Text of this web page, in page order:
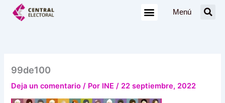
Menú
99de100
Deja un comentario / Por INE/ 22 septiembre, 2022